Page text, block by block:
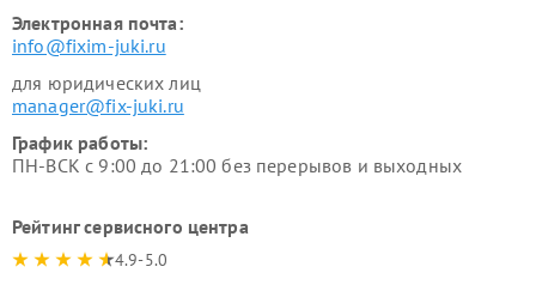
Электронная почта:
info@fixim-juki.ru
для юридических лиц
manager@fix-juki.ru
График работы:
ПН-ВСК с 9:00 до 21:00 без перерывов и выходных
Рейтинг сервисного центра
4.9-5.0